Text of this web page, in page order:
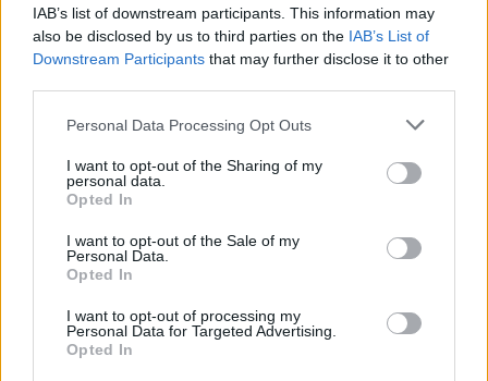
IAB’s list of downstream participants. This information may
also be disclosed by us to third parties on the IAB’s List of
Downstream Participants that may further disclose it to other
Please note that this website/app uses one or more Google
not limited to your visit or usage behaviour. You may click to
grant or deny consent to Google and its third-party tags to
use your data for below specified purposes in below Google
consent section.
Personal Data Processing Opt Outs
I want to opt-out of the Sharing of my
personal data.
Opted In
I want to opt-out of the Sale of my
Personal Data.
Opted In
I want to opt-out of processing my
Personal Data for Targeted Advertising.
Opted In
Rövid:
Boldog névnapot, Ellák! Kívánok sok örömet, jó
Kedves:
hogy szeretet, boldogság és vidámság kísérjen
minden napodon. Legyen csodaszép a mai napod!